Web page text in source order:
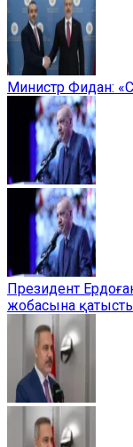
Министр Фидан:
Президент
жобасына